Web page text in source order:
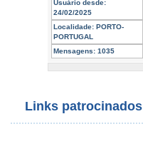
Usuário desde:
24/02/2025
Localidade: PORTO-
PORTUGAL
Mensagens: 1035
Links patrocinados